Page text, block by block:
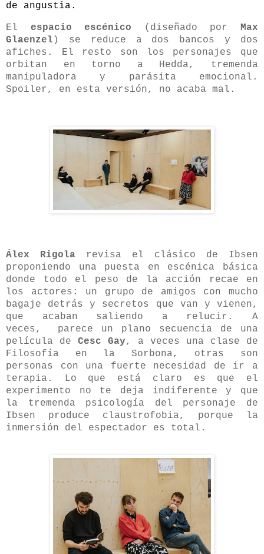
de angustia.
El espacio escénico (diseñado porMax
Glaenzel ) se reduce a dos bancos y dos
afiches. El resto son los personajes que
orbitan en torno a Hedda, tremenda
manipuladora y parásita emocional.
Spoiler, en esta versión, no acaba mal.
Álex Rigola revisa el clásico de Ibsen
proponiendo una puesta en escénica básica
donde todo el peso de la acción recae en
los actores: un grupo de amigos con mucho
bagaje detrás y secretos que van y vienen,
que acaban saliendo a relucir. A
veces,
parece un plano secuencia de una
película de Cesc Gay, a veces una clase de
Filosofía en la Sorbona, otras son
personas con una fuerte necesidad de ir a
terapia. Lo que está claro es que el
experimento no te deja indiferente y que
la tremenda psicología del personaje de
Ibsen produce claustrofobia, porque la
inmersión del espectador es total.